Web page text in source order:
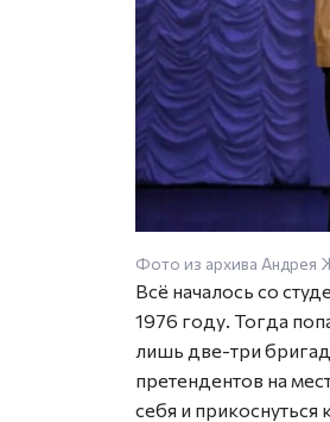
Фото из архива Андрея
Всё началось со
1976 году. Тогда
лишь две-три
претендентов на
себя и